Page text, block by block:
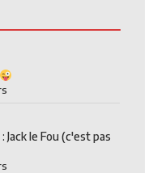
Jack le Fou (c'est pas